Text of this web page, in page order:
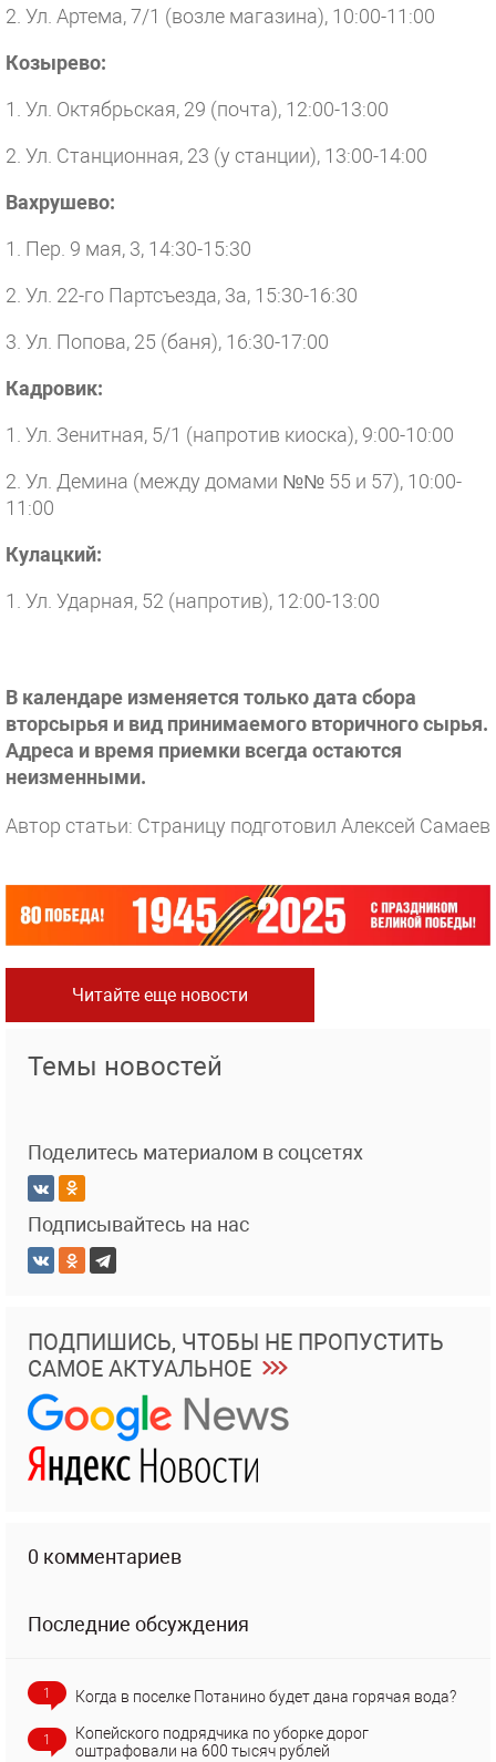
2. Ул. Артема, 7/1 (возле магазина), 10:00-11:00
Козырево:
1. Ул. Октябрьская, 29 (почта), 12:00-13:00
2. Ул. Станционная, 23 (у станции), 13:00-14:00
Вахрушево:
1. Пер. 9 мая, 3, 14:30-15:30
2. Ул. 22-го Партсъезда, 3а, 15:30-16:30
3. Ул. Попова, 25 (баня), 16:30-17:00
Кадровик:
1. Ул. Зенитная, 5/1 (напротив киоска), 9:00-10:00
2. Ул. Демина (между домами №№ 55 и 57), 10:00-
11:00
Кулацкий:
1. Ул. Ударная, 52 (напротив), 12:00-13:00
В календаре изменяется только дата сбора
вторсырья и вид принимаемого вторичного сырья.
Адреса и время приемки всегда остаются
неизменными.
Автор статьи: Страницу подготовил Алексей Самаев
Читайте еще новости
Темы новостей
Поделитесь материалом в соцсетях
Подписывайтесь на нас
ПОДПИШИСЬ, ЧТОБЫ НЕ ПРОПУСТИТЬ
САМОЕ АКТУАЛЬНОЕ
0 комментариев
Последние обсуждения
1 Когда в поселке Потанино будет дана горячая вода?
1
Копейского подрядчика по уборке дорог
оштрафовали на 600 тысяч рублей